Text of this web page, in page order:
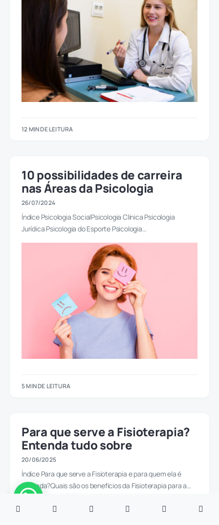
12 MIN DE LEITURA
10 possibilidades de carreira
nas Áreas da Psicologia
26/07/2024
Índice Psicologia SocialPsicologia Clínica Psicologia
Jurídica Psicologia do Esporte Psicologia…
5 MIN DE LEITURA
Para que serve a Fisioterapia?
Entenda tudo sobre
20/06/2025
Índice Para que serve a Fisioterapia e para quem ela é
indicada?Quais são os benefícios da Fisioterapia para a…